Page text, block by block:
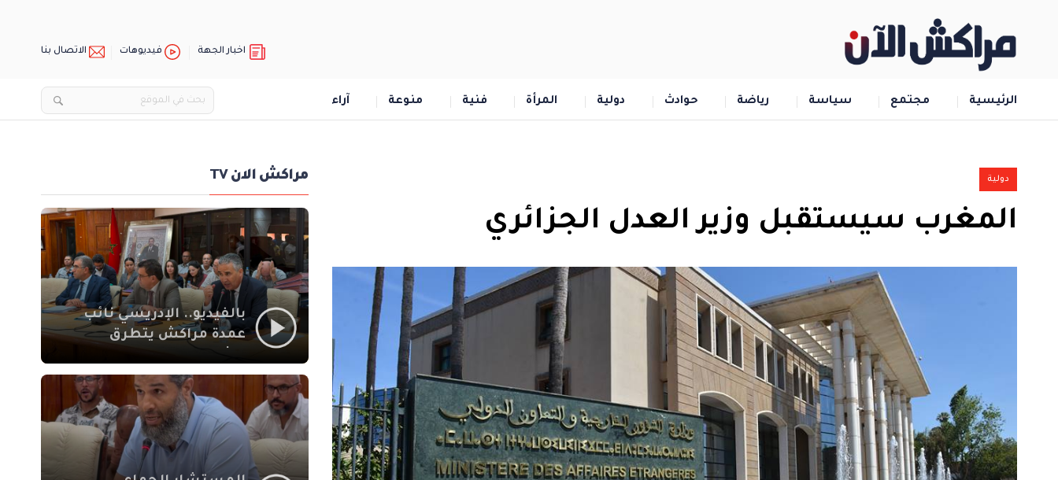
اخبار الجهة فيديوهات الاتصال بنا
الرئيسية مجتمع سياسة رياضة حوادث دولية المرأة فنية منوعة آراء
دولية
المغرب سيستقبل وزير العدل الجزائري
مراكش الان TV
بالفيديو.. الإدريسي نائب
عمدة مراكش يتطرق
الاجتماعي في نقل
المحطة الطرقية إلى
العزوزية